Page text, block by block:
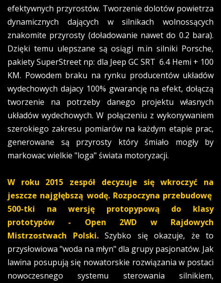
efektywnych przyrostów. Tworzenie dolotów powietrza
dynamicznych dających w silnikach wolnossących
znakomite przyrosty (doładowanie nawet do 0.2 bara).
Dzięki temu ulepszane są osiągi m.in silniki Porsche,
pakiety SuperStreet np: dla Jeep GC SRT 6.4 Hemi + 100
KM. Powodem braku na rynku producentów układów
wydechowych dajacy 100% gwarancję na efekt, dołączą
tworzenie na potrzeby danego projektu własnych
układów wydechowych. W połączeniu z wykonywaniem
szerokiego zakresu pomiarów na każdym etapie prac,
generowane są przyrosty który śmiało mogły by
markowac wielkie "loga" świata motoryzacji.
W roku 2015 zespół decyzuje się wkroczyć na
jeszcze najgłębszą wodę. Rozpoczyna przebudowę
500-tki na wersję protopypową do klasy
prototypów - Open 2WD w Rajdowych
Mistrzostwach Polski. Szybko się okazuje, że to
przysłowiowa "woda na młyn" dla grupy pasjonatów. Jak
lawina posupują się nowatorskie rozwiązania w postaci
nowoczesnego systemu sterowania silnikiem,